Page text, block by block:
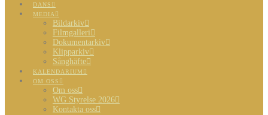
DANS
MEDIA
Bildarkiv
Filmgalleri
Dokumentarkiv
Klipparkiv
Sånghäfte
KALENDARIUM
OM OSS
Om oss
WG Styrelse 2026
Kontakta oss